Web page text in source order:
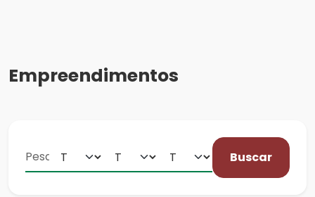
Empreendimentos
Buscar